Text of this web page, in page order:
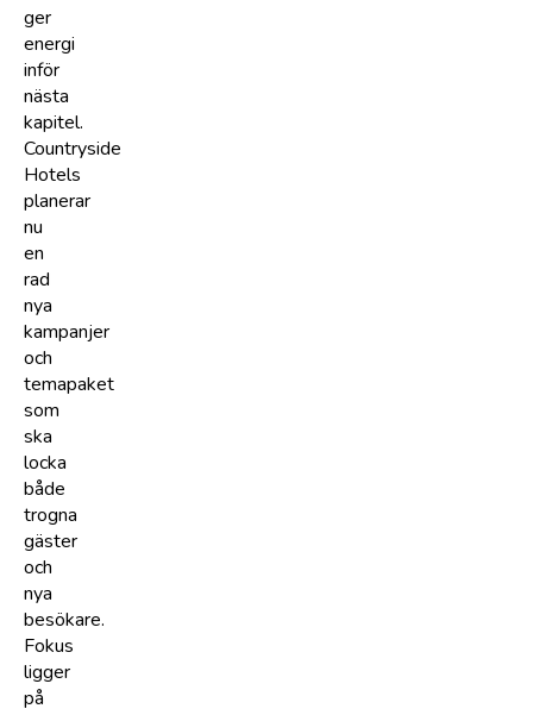
ger
energi
inför
nästa
kapitel.
Countryside
Hotels
planerar
nu
en
rad
nya
kampanjer
och
temapaket
som
ska
locka
både
trogna
gäster
och
nya
besökare.
Fokus
ligger
på